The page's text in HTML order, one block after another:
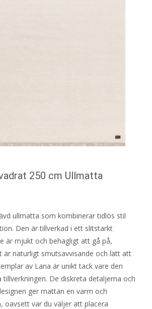
250 cm Ullmatta
ullmatta som kombinerar tidlös stil
Den är tillverkad i ett slitstarkt
är mjukt och behagligt att gå på,
är naturligt smutsavvisande och lätt att
av Lana är unikt tack vare den
tillverkningen. De diskreta detaljerna och
ger mattan en varm och
oavsett var du väljer att placera